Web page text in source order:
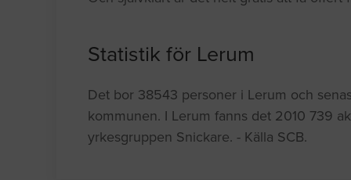
Statistik för Lerum
Det bor 38543 personer i Lerum och
kommunen. I Lerum fanns det 2010 739
yrkesgruppen Snickare. - Källa SCB.